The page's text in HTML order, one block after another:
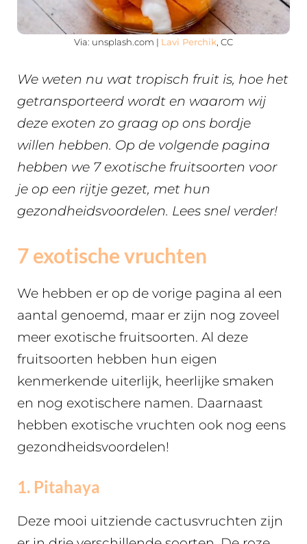
Via: unsplash.com | Lavi Perchik , CC
We weten nu wat tropisch fruit is, hoe het
getransporteerd wordt en waarom wij
deze exoten zo graag op ons bordje
willen hebben. Op de volgende pagina
hebben we 7 exotische fruitsoorten voor
je op een rijtje gezet, met hun
gezondheidsvoordelen. Lees snel verder!
7 exotische vruchten
We hebben er op de vorige pagina al een
aantal genoemd, maar er zijn nog zoveel
meer exotische fruitsoorten. Al deze
fruitsoorten hebben hun eigen
kenmerkende uiterlijk, heerlijke smaken
en nog exotischere namen. Daarnaast
hebben exotische vruchten ook nog eens
gezondheidsvoordelen!
1. Pitahaya
Deze mooi uitziende cactusvruchten zijn